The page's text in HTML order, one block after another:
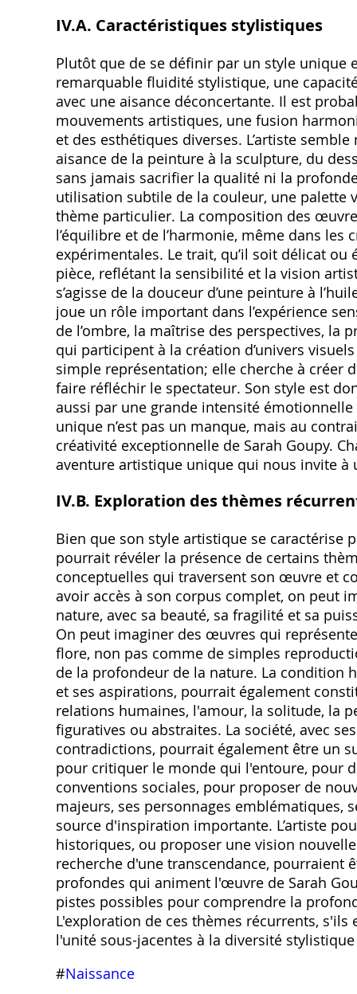
IV.A. Caractéristiques stylistiques
Plutôt que de se définir par un style unique
remarquable fluidité stylistique‚ une
avec une aisance déconcertante. Il est
mouvements artistiques‚ une fusion
et des esthétiques diverses. L’artiste
aisance de la peinture à la sculpture‚ du
sans jamais sacrifier la qualité ni la
utilisation subtile de la couleur‚ une palette
thème particulier. La composition des
l’équilibre et de l’harmonie‚ même dans
expérimentales. Le trait‚ qu’il soit délicat
pièce‚ reflétant la sensibilité et la vision
s’agisse de la douceur d’une peinture à
joue un rôle important dans l’expérience
de l’ombre‚ la maîtrise des perspectives‚
qui participent à la création d’univers
simple représentation; elle cherche à créer
faire réfléchir le spectateur. Son style est
aussi par une grande intensité
unique n’est pas un manque‚ mais au
créativité exceptionnelle de Sarah Goupy.
aventure artistique unique qui nous invite à
IV.B. Exploration des thèmes
Bien que son style artistique se caractérise
pourrait révéler la présence de certains
conceptuelles qui traversent son œuvre et
avoir accès à son corpus complet‚ on peut
nature‚ avec sa beauté‚ sa fragilité et sa
On peut imaginer des œuvres qui
flore‚ non pas comme de simples
de la profondeur de la nature. La condition
et ses aspirations‚ pourrait également
relations humaines‚ l'amour‚ la solitude‚ la
figuratives ou abstraites. La société‚ avec
contradictions‚ pourrait également être un
pour critiquer le monde qui l'entoure‚ pour
conventions sociales‚ pour proposer de
majeurs‚ ses personnages
source d'inspiration importante. L’artiste
historiques‚ ou proposer une vision
recherche d'une transcendance‚ pourraient
profondes qui animent l'œuvre de Sarah
pistes possibles pour comprendre la
L'exploration de ces thèmes récurrents‚
l'unité sous-jacentes à la diversité
#Naissance